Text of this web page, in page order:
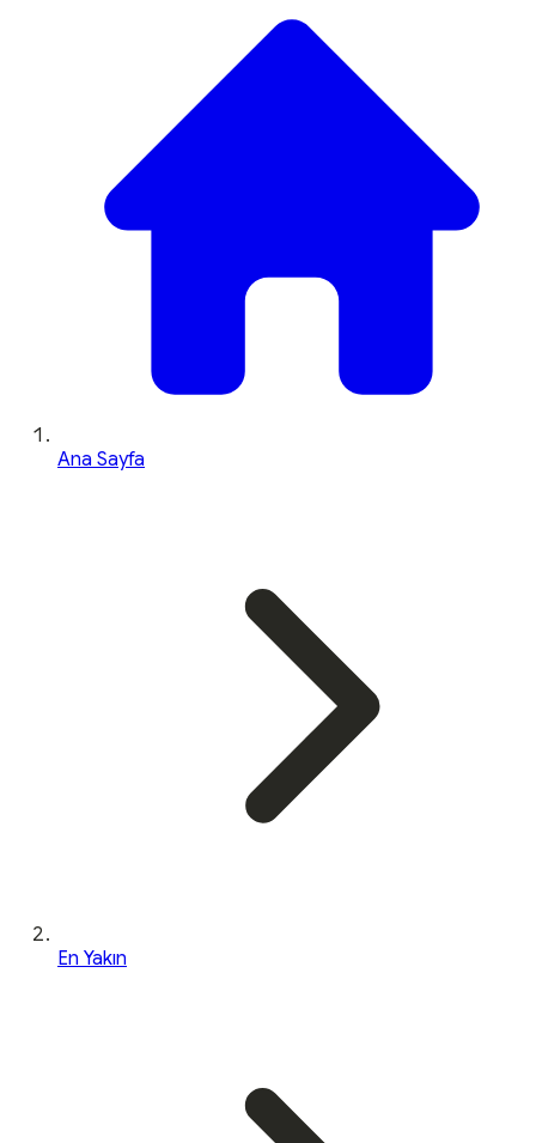
Ana Sayfa
En Yakın